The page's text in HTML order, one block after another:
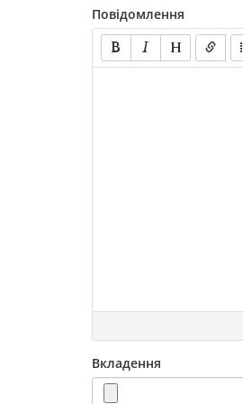
Повідомлення
Вкладення